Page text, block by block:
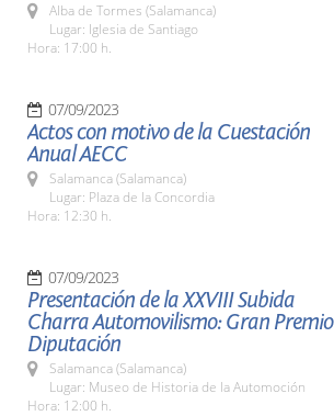
Alba de Tormes (Salamanca)
Lugar: Iglesia de Santiago
Hora: 17:00 h.
07/09/2023
Actos con motivo de la Cuestación
Anual AECC
Salamanca (Salamanca)
Lugar: Plaza de la Concordia
Hora: 12:30 h.
07/09/2023
Presentación de la XXVIII Subida
Charra Automovilismo: Gran Premio
Diputación
Salamanca (Salamanca)
Lugar: Museo de Historia de la Automoción
Hora: 12:00 h.